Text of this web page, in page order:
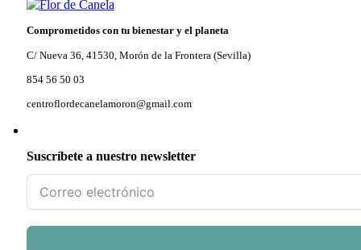
Comprometidos con tu bienestar y el planeta
C/ Nueva 36, 41530, Morón de la Frontera (Sevilla)
854 56 50 03
centroflordecanelamoron@gmail.com
Suscríbete a nuestro newsletter